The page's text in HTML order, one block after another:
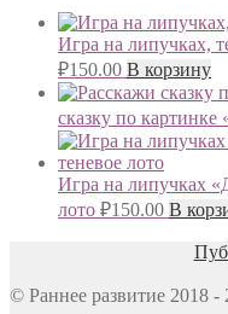
Игра на липучках,
₽150.00 В корзину
сказку по картинке
Игра на липучках
лото ₽150.00 В
© Раннее развитие 2018 -